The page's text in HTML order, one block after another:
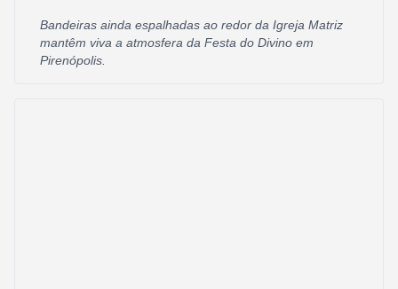
Bandeiras ainda espalhadas ao redor da Igreja Matriz
mantêm viva a atmosfera da Festa do Divino em
Pirenópolis.